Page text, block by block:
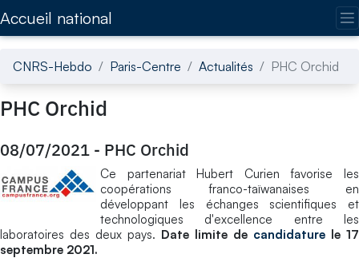
Accueil national
CNRS-Hebdo Paris-Centre Actualités PHC Orchid
PHC Orchid
08/07/2021 - PHC Orchid
Ce partenariat Hubert Curien favorise les
coopérations franco-taïwanaises en
développant les échanges scientifiques et
technologiques d'excellence entre les
laboratoires des deux pays. Date limite de candidature le 17
septembre 2021.